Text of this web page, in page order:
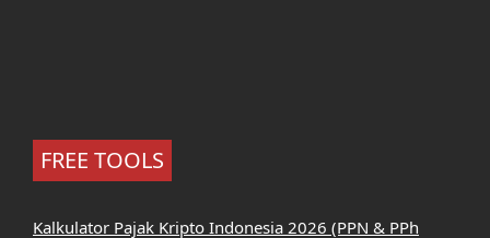
FREE TOOLS
Kalkulator Pajak Kripto Indonesia 2026 (PPN & PPh